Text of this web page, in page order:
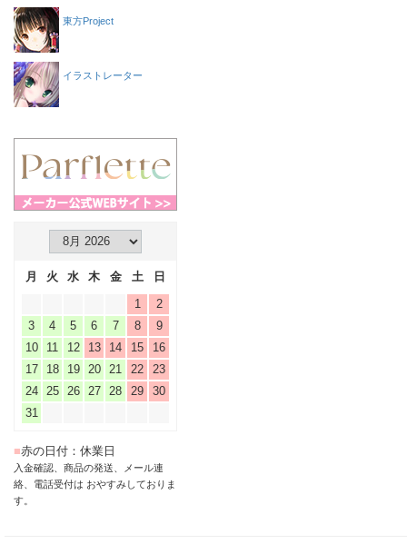
東方Project
イラストレーター
月 火 水 木 金 土
日
1
2
3
4 5 6 7 8
9
10
11 12 13 14 15
16
17
18 19 20 21 22
23
24
25 26 27 28 29
30
31
■赤の日付：休業日
入金確認、商品の発送、メール連
絡、電話受付は おやすみしておりま
す。